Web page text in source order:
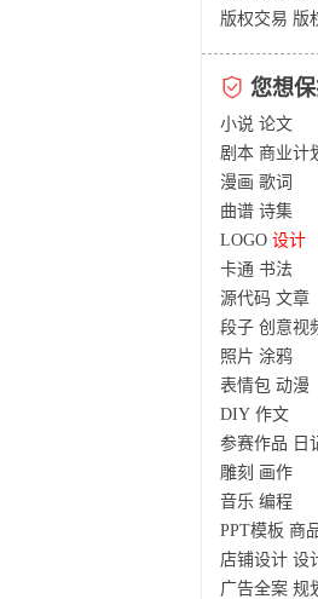
版权交易 版
您想
小说 论文
剧本 商业计
漫画 歌词
曲谱 诗集
LOGO 设计
卡通 书法
源代码 文章
段子 创意视
照片 涂鸦
表情包 动漫
DIY 作文
参赛作品 日
雕刻 画作
音乐 编程
PPT模板 商
店铺设计 设
广告全案 规